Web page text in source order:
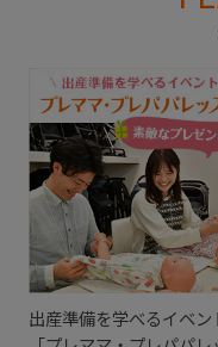
出産準備を学べるイベン